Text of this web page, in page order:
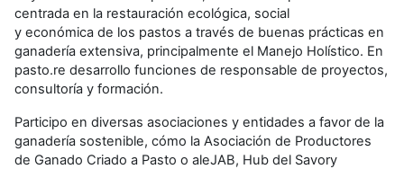
centrada en la restauración ecológica, social
y económica de los pastos a través de buenas prácticas en
ganadería extensiva, principalmente el Manejo Holístico. En
pasto.re desarrollo funciones de responsable de proyectos,
consultoría y formación.
Participo en diversas asociaciones y entidades a favor de la
ganadería sostenible, cómo la Asociación de Productores
de Ganado Criado a Pasto o aleJAB, Hub del Savory